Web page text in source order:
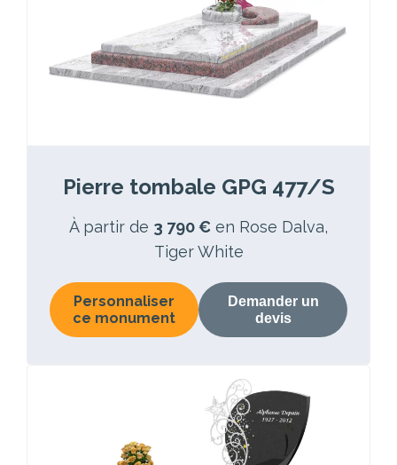
Pierre tombale GPG 477/S
À partir de 3 790 € en Rose Dalva,
Tiger White
Personnaliser
ce monument
Demander un
devis